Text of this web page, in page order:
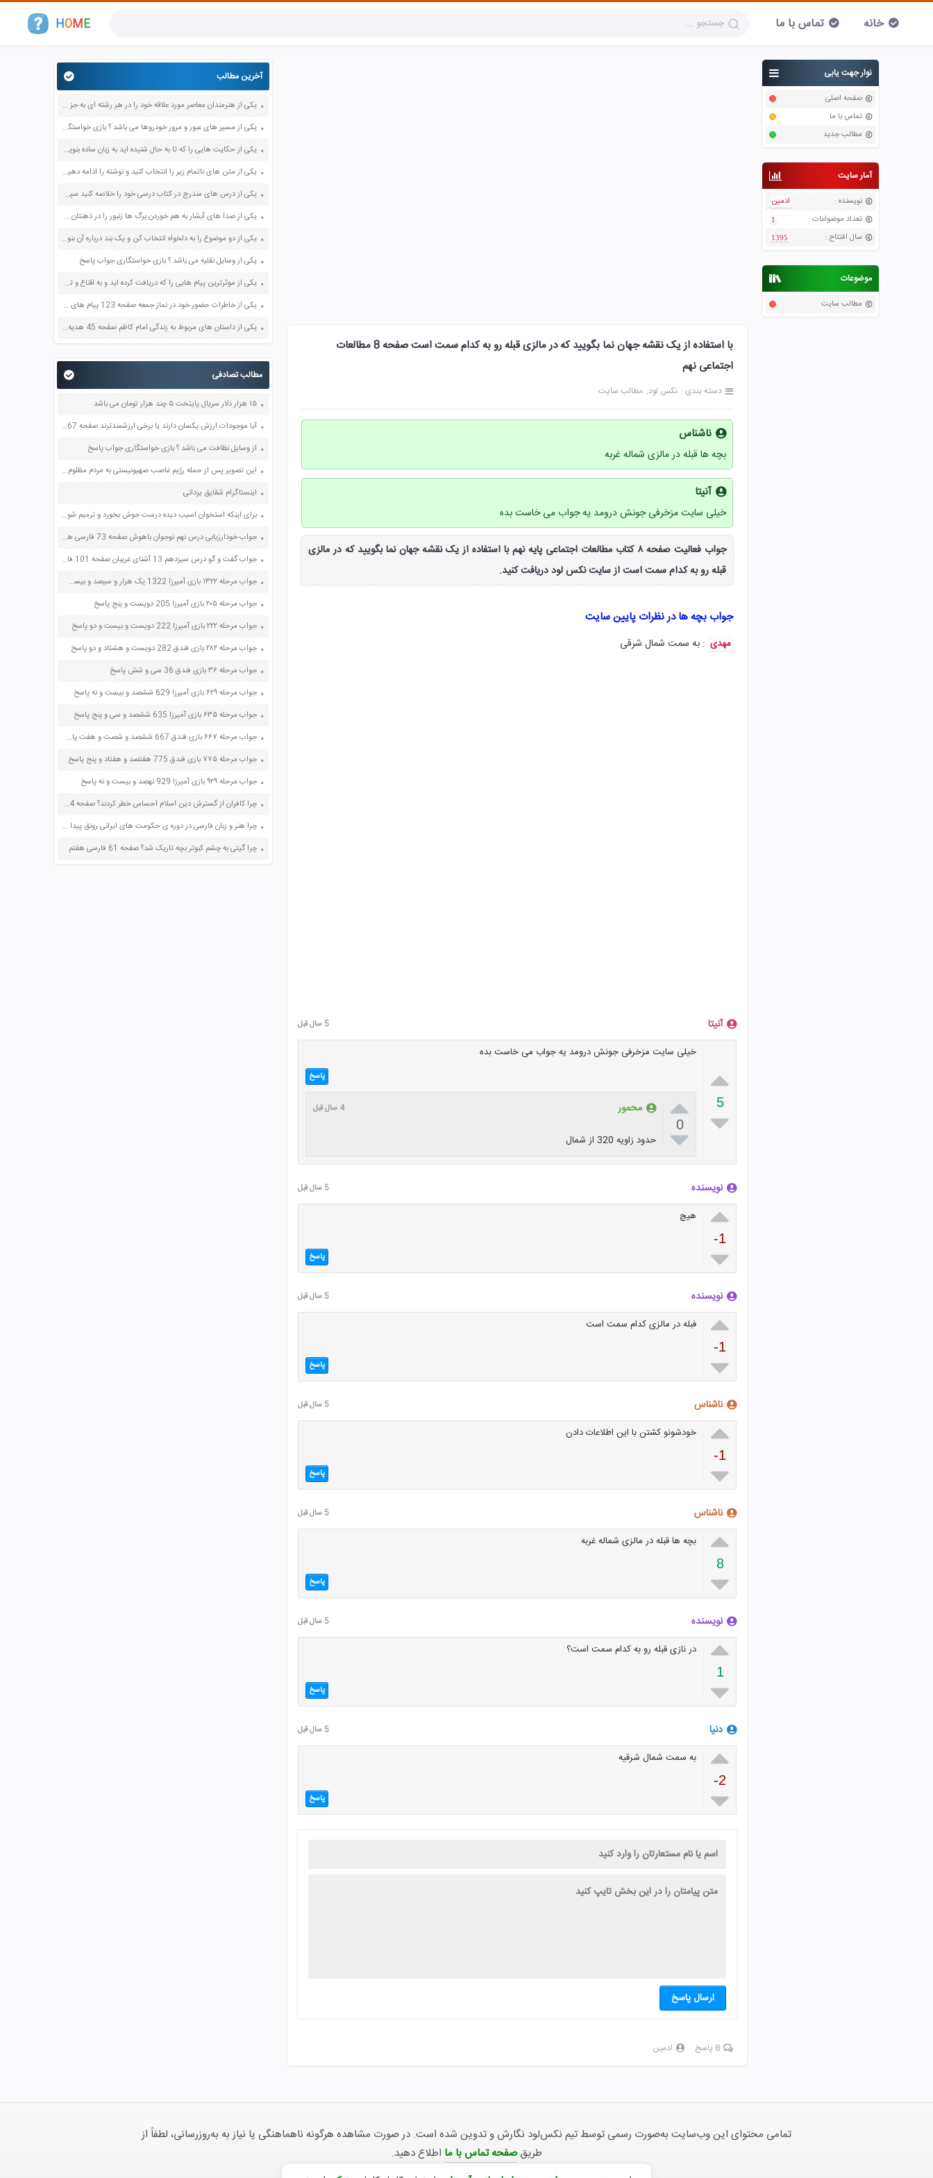
HOME خانه تماس با ما
نوار جهت یابی
صفحه اصلی
تماس با ما
مطالب جدید
آمار سایت
نویسنده :
ادمین
تعداد موضواعات :
1
سال افتتاح :
1395
موضوعات
مطالب سایت
با استفاده از یک نقشه جهان نما بگویید که در مالزی قبله رو به کدام سمت است صفحه 8 مطالعات
اجتماعی نهم
دسته بندی : نکس لود مطالب سایت
ناشناس
بچه ها قبله در مالزی شماله غربه
آنیتا
خیلی سایت مزخرفی جونش درومد یه جواب می خاست بده
جواب فعالیت صفحه ۸ کتاب مطالعات اجتماعی پایه نهم با استفاده از یک نقشه جهان نما بگویید که در مالزی
قبله رو به کدام سمت است از سایت نکس لود دریافت کنید.
جواب بچه ها در نظرات پایین سایت
مهدی : به سمت شمال شرقی
آنیتا 5 سال قبل

5

خیلی سایت مزخرفی جونش درومد یه جواب می خاست بده
پاسخ

0

محمور 4 سال قبل
حدود زاویه 320 از شمال
نویسنده 5 سال قبل

-1

هیچ
پاسخ
نویسنده 5 سال قبل

-1

فبله در مالزی کدام سمت است
پاسخ
ناشناس 5 سال قبل

-1

خودشونو کشتن با این اطلاعات دادن
پاسخ
ناشناس 5 سال قبل

8

بچه ها قبله در مالزی شماله غربه
پاسخ
نویسنده 5 سال قبل

1

در نازی قبله رو به کدام سمت است؟
پاسخ
دنیا 5 سال قبل

-2

به سمت شمال شرقیه
پاسخ
ارسال پاسخ
8 پاسخ ادمین
آخرین مطالب
یکی از هنرمندان معاصر مورد علاقه خود را در هر رشته ای به جز عکاسی صفحه 69 فرهنگ و هنر نهم
یکی از مسیر های عبور و مرور خودروها می باشد ؟ بازی خواستگاری جواب پاسخ
یکی از حکایت هایی را که تا به حال شنیده اید به زبان ساده بنویسید صفحه 97 نگارش ششم دبستان
یکی از متن های ناتمام زیر را انتخاب کنید و نوشته را ادامه دهید صفحه 73 و 74 کتاب نگارش فارسی پنجم دبستان
یکی از درس های مندرج در کتاب درسی خود را خلاصه کنید سپس متن خلاصه شده را با بهره گیری از روش های دسته بندی نمودار جدول نقشه مفهومی نشان دهید صفحه 118 نگارش یازدهم
یکی از صدا های آبشار به هم خوردن برگ ها زنبور را در ذهنتان مجسم کنید و درباره آن یک بند بنویسید صفحه 11 نگارش پنجم
یکی از دو موضوع را به دلخواه انتخاب کن و یک بند درباره آن بنویس صفحه 35 کتاب نگارش فارسی سوم
یکی از وسایل نقلیه می باشد ؟ بازی خواستگاری جواب پاسخ
یکی از موثرترین پیام هایی را که دریافت کرده اید و به اقناع و تغییری جدی در شما منجر شده است برسی کنید و علت این تاثیر گذاری قابل توجه را بنویسید صفحه 52 تفکر و سواد رسانه ای دهم
یکی از خاطرات حضور خود در نماز جمعه صفحه 123 پیام های آسمان هفتم
یکی از داستان های مربوط به زندگی امام کاظم صفحه 45 هدیه های آسمان چهارم
مطالب تصادفی
۱۵ هزار دلار سریال پایتخت ۵ چند هزار تومان می باشد
آیا موجودات ارزش یکسان دارند یا برخی ارزشمندترند صفحه 67 تفکر و سبک زندگی هشتم
از وسایل نظافت می باشد ؟ بازی خواستگاری جواب پاسخ
این تصویر پس از حمله رژیم غاصب صهیونیستی به مردم مظلوم و بی دفاع غزه منتشر شد آن را برسی و درباره آن با اعضای خانواده گفت و گو کنید صفحه 70 تفکر و سواد رسانه ای دهم
اینستاگرام شقایق یزدانی
برای اینکه استخوان اسیب دیده درست جوش بخورد و ترمیم شود چه باید کرد
جواب خودارزیابی درس نهم نوجوان باهوش صفحه 73 فارسی هشتم
جواب گفت و گو درس سیزدهم 13 آشنای غریبان صفحه 101 فارسی نهم
جواب مرحله ۱۳۲۲ بازی آمیرزا 1322 یک هزار و سیصد و بیست و دو پاسخ
جواب مرحله ۲۰۵ بازی آمیرزا 205 دویست و پنج پاسخ
جواب مرحله ۲۲۲ بازی آمیرزا 222 دویست و بیست و دو پاسخ
جواب مرحله ۲۸۲ بازی فندق 282 دویست و هشتاد و دو پاسخ
جواب مرحله ۳۶ بازی فندق 36 سی و شش پاسخ
جواب مرحله ۶۲۹ بازی آمیرزا 629 ششصد و بیست و نه پاسخ
جواب مرحله ۶۳۵ بازی آمیرزا 635 ششصد و سی و پنج پاسخ
جواب مرحله ۶۶۷ بازی فندق 667 ششصد و شصت و هفت پاسخ
جواب مرحله ۷۷۵ بازی فندق 775 هفتصد و هفتاد و پنج پاسخ
جواب مرحله ۹۲۹ بازی آمیرزا 929 نهصد و بیست و نه پاسخ
چرا کافران از گسترش دین اسلام احساس خطر کردند؟ صفحه 84 مطالعات اجتماعی پنجم
چرا هنر و زبان فارسی در دوره ی حکومت های ایرانی رونق پیدا کرد؟ صفحه 101 مطالعات اجتماعی پنجم
چرا گیتی به چشم کبوتر بچه تاریک شد؟ صفحه 61 فارسی هفتم
تمامی محتوای این وب‌سایت به‌صورت رسمی توسط تیم نکس‌لود نگارش و تدوین شده است. در صورت مشاهده هرگونه ناهماهنگی یا نیاز به به‌روزرسانی، لطفاً از
طریقصفحه تماس با ما اطلاع دهید.